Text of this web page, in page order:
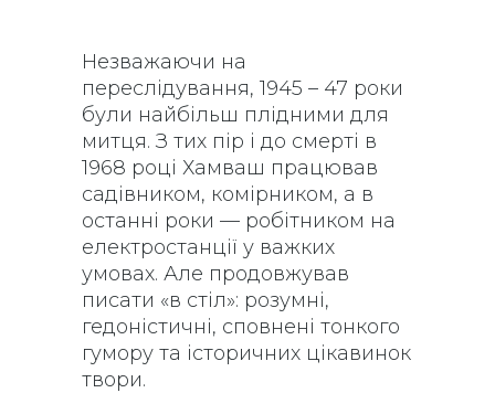
Незважаючи на
переслідування, 1945 – 47 роки
були найбільш плідними для
митця. З тих пір і до смерті в
1968 році Хамваш працював
садівником, комірником, а в
останні роки — робітником на
електростанції у важких
умовах. Але продовжував
писати «в стіл»: розумні,
гедоністичні, сповнені тонкого
гумору та історичних цікавинок
твори.